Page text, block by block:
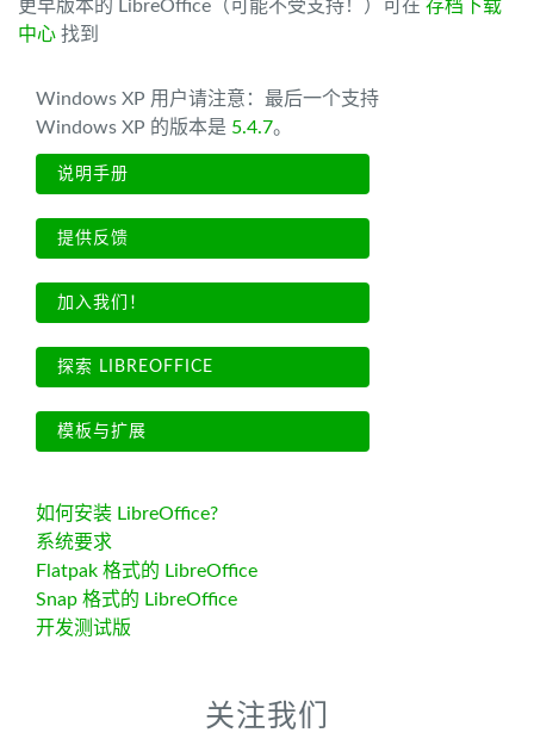
更早版本的 LibreOffice（可能不受支持！）可在 存档下载
中心 找到
Windows XP 用户请注意：最后一个支持
Windows XP 的版本是 5.4.7。
说明手册
提供反馈
加入我们！
探索 LIBREOFFICE
模板与扩展
如何安装 LibreOffice?
系统要求
Flatpak 格式的 LibreOffice
Snap 格式的 LibreOffice
开发测试版
关注我们